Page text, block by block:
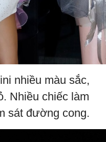
nhiều màu sắc,
Nhiều chiếc làm
sát đường cong.